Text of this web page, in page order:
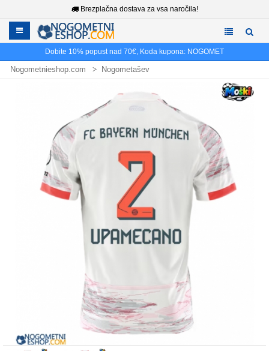
Brezplačna dostava za vsa naročila!
Dobite 10% popust nad 70€, Koda kupona: NOGOMET
Nogometnieshop.com
Nogometašev